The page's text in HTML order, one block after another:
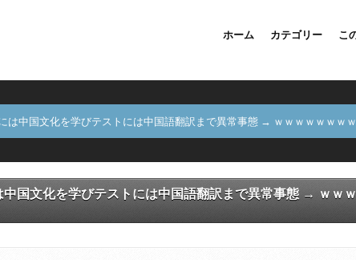
ホーム カテゴリー こ
は中国文化を学びテストには中国語翻訳まで異常事態 → ｗｗｗｗｗｗｗ
国文化を学びテストには中国語翻訳まで異常事態 → ｗｗ